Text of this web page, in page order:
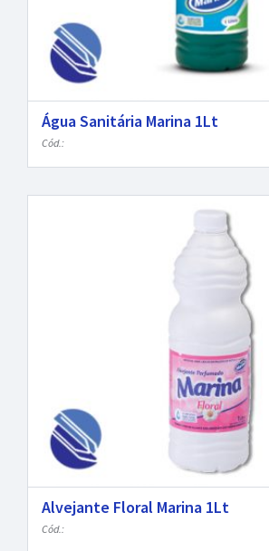
Água Sanitária Marina 1Lt
Cód.:
Alvejante Floral Marina 1Lt
Cód.: